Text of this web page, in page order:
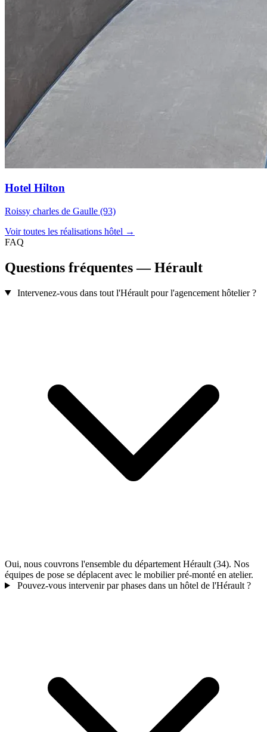
Hotel Hilton
Roissy charles de Gaulle (93)
Voir toutes les réalisations hôtel →
FAQ
Questions fréquentes — Hérault
Intervenez-vous dans tout l'Hérault pour l'agencement hôtelier ?
Oui, nous couvrons l'ensemble du département Hérault (34). Nos
équipes de pose se déplacent avec le mobilier pré-monté en atelier.
Pouvez-vous intervenir par phases dans un hôtel de l'Hérault ?